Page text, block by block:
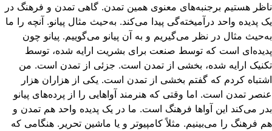
هستیم برجنبه‌های معنوی همین تمدن. گاهی تمدن و فرهنگ در
پدیده واحد درآمیخته‌گی پیدا می‌کند. به‌حیث مثال پیانو. آنچه را ما
مثال در نظر می‌گیریم و به آن پیانو می‌گوییم. پیانو چون
است که توسط صنعت برای بشریت ارایه شده، توسط
ارایه شده، بخشی از تمدن است. جزئی از تمدن است. من
کردم که گفتم بخشی از تمدن است. یکی از هزاران هزار
تمدن است. اما وقتی که هنرمند آواهایی را از پرده‌های پیانو
می‌‌کند این آواها فرهنگ است. ما در یک پدیده واحد هم تمدن و
فرهنگ را می‌بینیم. مثلاً کامپیوتر و یا ماشین تحریر. هنگامی که